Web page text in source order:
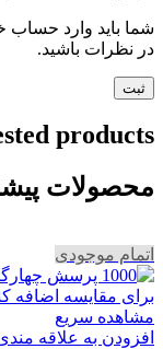
شما باید وارد حساب
در نظرات باشید.
products
محصولات
اتمام موجودی
برای مقایسه اضافه
مشاهده سریع
افزودن به علاقه